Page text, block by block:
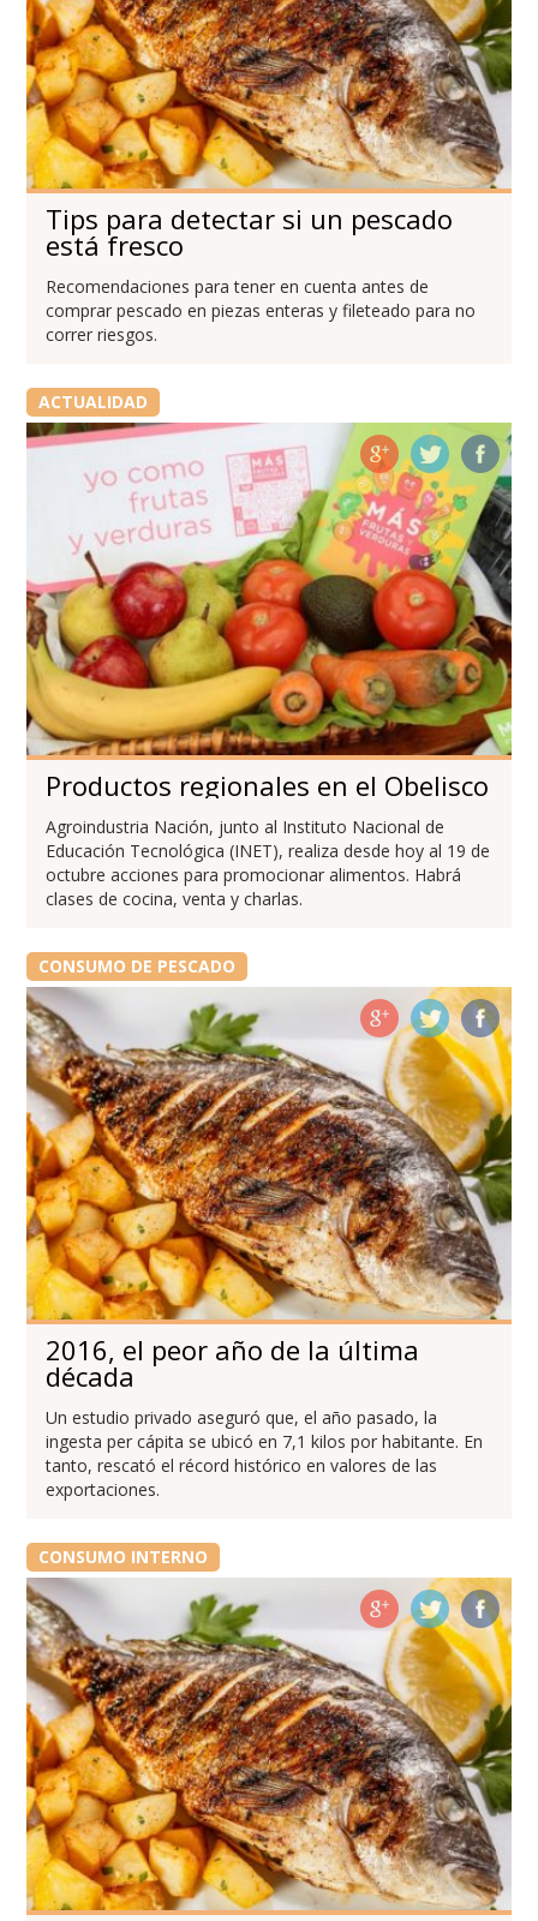
Tips para detectar si un pescado
está fresco
Recomendaciones para tener en cuenta antes de
comprar pescado en piezas enteras y fileteado para no
correr riesgos.
ACTUALIDAD
Productos regionales en el Obelisco
Agroindustria Nación, junto al Instituto Nacional de
Educación Tecnológica (INET), realiza desde hoy al 19 de
octubre acciones para promocionar alimentos. Habrá
clases de cocina, venta y charlas.
CONSUMO DE PESCADO
2016, el peor año de la última
década
Un estudio privado aseguró que, el año pasado, la
ingesta per cápita se ubicó en 7,1 kilos por habitante. En
tanto, rescató el récord histórico en valores de las
exportaciones.
CONSUMO INTERNO